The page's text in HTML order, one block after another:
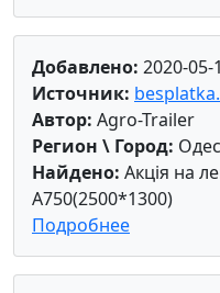
Добавлено: 2020-05-
Источник:
Автор: Agro-Trailer
Регион \ Город:
Найдено: Акція на
A750(2500*1300)
Подробнее